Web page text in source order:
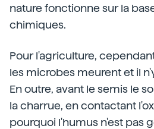
nature fonctionne sur la
chimiques.
Pour l'agriculture,
les microbes meurent et il
En outre, avant le semis le
la charrue, en contactant
pourquoi l'humus n'est pas